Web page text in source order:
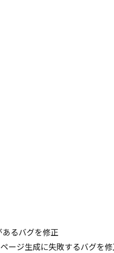
るバグを修正
ージ生成に失敗するバグを